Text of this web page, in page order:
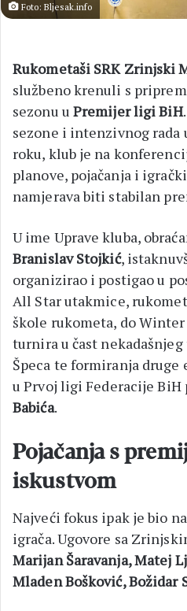
Foto: Bljesak.info
Rukometaši SRK Zrinjski
službeno krenuli s
sezonu u Premijer ligi BiH
sezone i intenzivnog
roku, klub je na
planove, pojačanja i
namjerava biti stabilan
U ime Uprave kluba,
Branislav Stojkić,
organizirao i postigao u
All Star utakmice,
škole rukometa, do
turnira u čast
Špeca te formiranja druge
u Prvoj ligi Federacije BiH
Babića.
Pojačanja s
iskustvom
Najveći fokus ipak je bio
igrača. Ugovore sa
Marijan Šaravanja, Matej
Mladen Bošković, Božidar